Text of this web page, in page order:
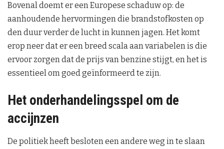
Bovenal doemt er een Europese schaduw op: de
aanhoudende hervormingen die brandstofkosten op
den duur verder de lucht in kunnen jagen. Het komt
erop neer dat er een breed scala aan variabelen is die
ervoor zorgen dat de prijs van benzine stijgt, en het is
essentieel om goed geïnformeerd te zijn.
Het onderhandelingsspel om de
accijnzen
De politiek heeft besloten een andere weg in te slaan